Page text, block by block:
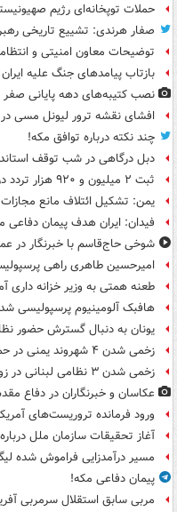
حملات توپخانه‌ای رژیم
صفار هرندی: تشییع تاریخی
توضیحات معاون امنیتی و
بازتاب پیامدهای جنگ علیه
نصب کتیبه‌های دهه پایانی صفر
افشای نقشه ترور لیونل مسی در
چند نکته درباره توافق مکه!
دبل درگاهی در شب توقف
ثبت ۲ میلیون و ۹۲۰ هزار تردد در مرز مهران طی ایام اربعین
یمن: تشکیل ائتلاف مانع
فیدان: ایران هدف پیمان
شوخی حاج‌قاسم با خبرنگار در
امیرحسین طاهری راهی
طعنه همتی به وزیر خزانه داری
هافبک آلومینیوم پرسپولیسی شد
یونان به دنبال گسترش حضور
زخمی شدن ۴ شهروند یمنی در حمله مزدوران سعودی
زخمی شدن ۳ نظامی لبنانی در زوطر غربی
عکاسان و خبرنگاران در دفاع
ورود فرمانده تروریست‌های
آغاز تحقیقات سازمان ملل
مسیر درآمدزایی فراموش شده
پیمان دفاعی مکه!
مربی سابق استقلال سرمربی